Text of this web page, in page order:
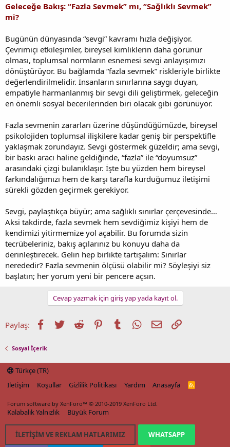
Geleceğe Bakış: “Fazla Sevmek” mı, “Sağlıklı Sevmek”
mi?
Bugünün dünyasında “sevgi” kavramı hızla değişiyor.
Çevrimiçi etkileşimler, bireysel kimliklerin daha görünür
olması, toplumsal normların esnemesi sevgi anlayışımızı
dönüştürüyor. Bu bağlamda “fazla sevmek” riskleriyle birlikte
değerlendirilmelidir. İnsanların sınırlarına saygı duyan,
empatiyle harmanlanmış bir sevgi dili geliştirmek, geleceğin
en önemli sosyal becerilerinden biri olacak gibi görünüyor.
Fazla sevmenin zararları üzerine düşündüğümüzde, bireysel
psikolojiden toplumsal ilişkilere kadar geniş bir perspektifle
yaklaşmak zorundayız. Sevgi göstermek güzeldir; ama sevgi,
bir baskı aracı haline geldiğinde, “fazla” ile “doyumsuz”
arasındaki çizgi bulanıklaşır. İşte bu yüzden hem bireysel
farkındalığımızı hem de karşı tarafla kurduğumuz iletişimi
sürekli gözden geçirmek gerekiyor.
Sevgi, paylaştıkça büyür; ama sağlıklı sınırlar çerçevesinde…
Aksi takdirde, fazla sevmek hem sevdiğimiz kişiyi hem de
kendimizi yitirmemize yol açabilir. Bu forumda sizin
tecrübeleriniz, bakış açılarınız bu konuyu daha da
derinleştirecek. Gelin hep birlikte tartışalım: Sınırlar
nerededir? Fazla sevmenin ölçüsü olabilir mi? Söyleşiyi siz
başlatın; her yorum yeni bir pencere açsın.
Cevap yazmak için giriş yap yada kayıt ol.
Paylaş: Facebook
TwitterReddit PinterestTumblrWhatsApp
E-postaLink
Sosyal İçerik
Türkçe (TR)
İletişim
Koşullar Gizlilik Politikası Yardım Anasayfa
R
Forum software by XenForo™ © 2010-2019 XenForo Ltd.
Kalabalık Yalnızlık Büyük Forum
İLETIŞIM VE REKLAM HATLARIMIZ WHATSAPP